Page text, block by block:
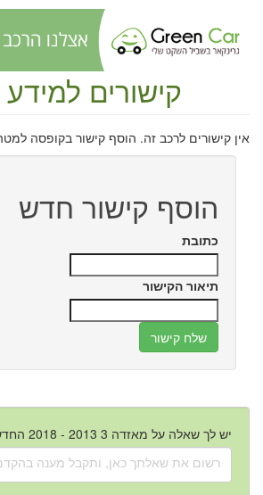
קישורים
אין קישורים לרכב זה. הוסף קישור בקופסה
הוסף קישור חדש
כתובת
תיאור הקישור
יש לך שאלה על מאזדה 3 2013 - 2018 החדשה?